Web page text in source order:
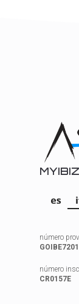
número
número
CR0157E